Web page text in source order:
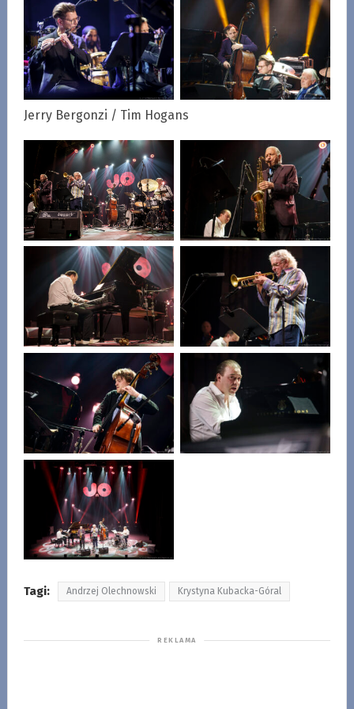
Jerry Bergonzi / Tim Hogans
Tagi: Andrzej Olechnowski Krystyna Kubacka-Góral